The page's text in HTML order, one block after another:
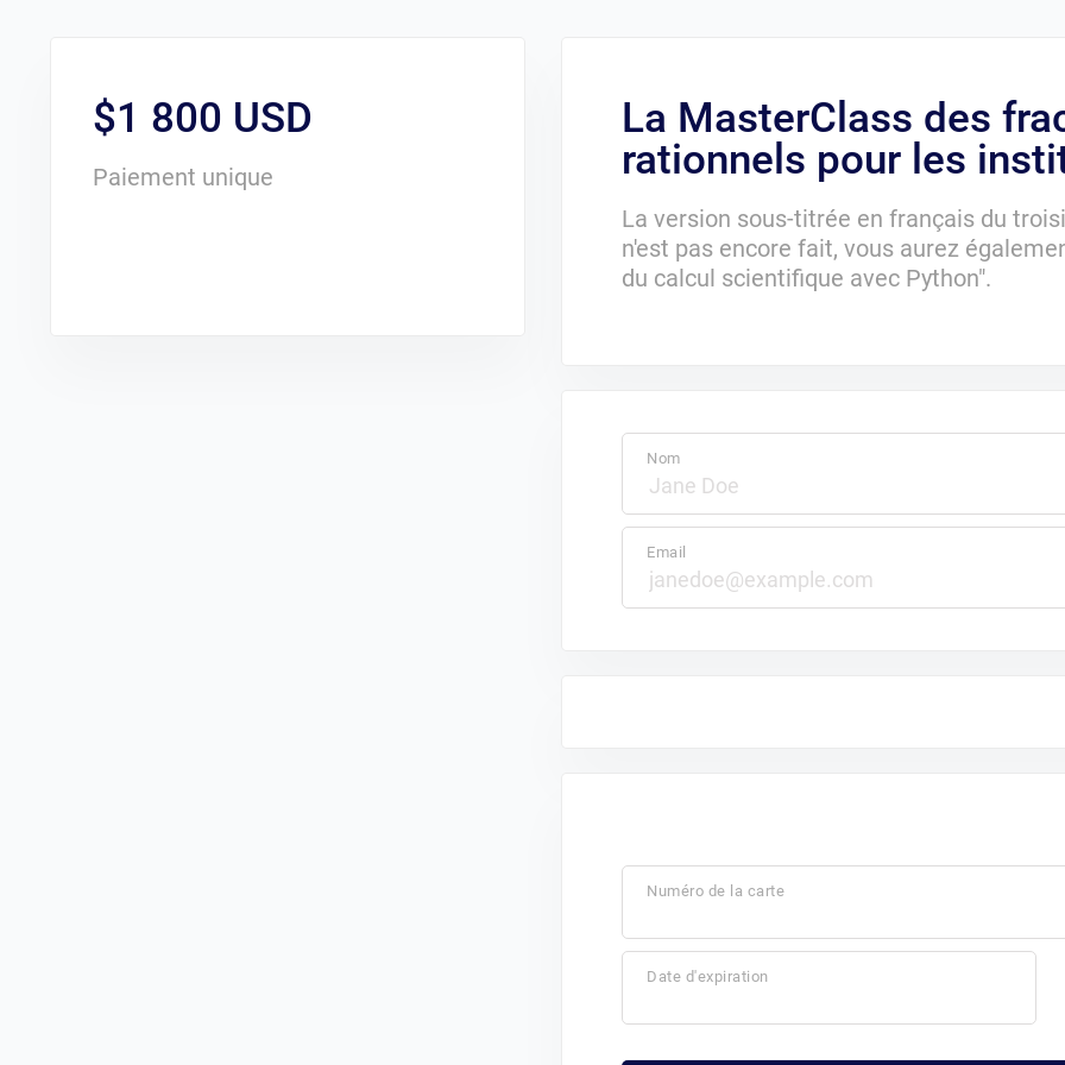
$1 800 USD
Paiement unique
La MasterClass des
rationnels pour les
La version sous-titrée en français du
n'est pas encore fait, vous aurez
du calcul scientifique avec Python".
Nom
Email
Numéro de la carte
Date d'expiration